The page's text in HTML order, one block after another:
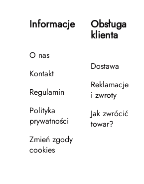
Informacje
O nas
Kontakt
Regulamin
Polityka
prywatności
Zmień zgody
cookies
Obsługa
klienta
Dostawa
Reklamacje
i zwroty
Jak zwrócić
towar?